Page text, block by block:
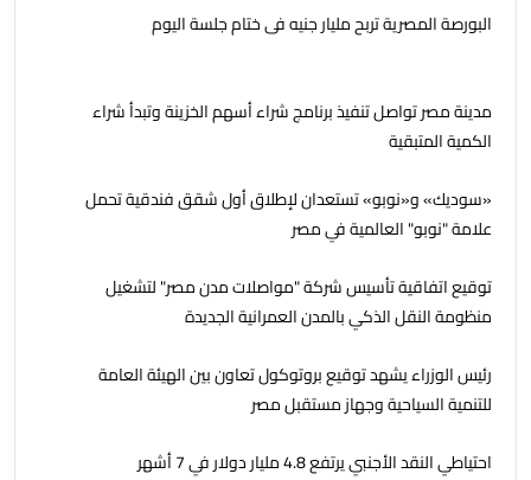
البورصة المصرية تربح مليار جنيه فى ختام جلسة اليوم
مدينة مصر تواصل تنفيذ برنامج شراء أسهم الخزينة وتبدأ شراء
الكمية المتبقية
«سوديك» و«نوبو» تستعدان لإطلاق أول شقق فندقية تحمل
علامة "نوبو" العالمية في مصر
توقيع اتفاقية تأسيس شركة "مواصلات مدن مصر" لتشغيل
منظومة النقل الذكي بالمدن العمرانية الجديدة
رئيس الوزراء يشهد توقيع بروتوكول تعاون بين الهيئة العامة
للتنمية السياحية وجهاز مستقبل مصر
احتياطي النقد الأجنبي يرتفع 4.8 مليار دولار في 7 أشهر